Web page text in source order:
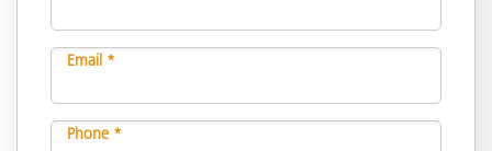
Email *
Phone *